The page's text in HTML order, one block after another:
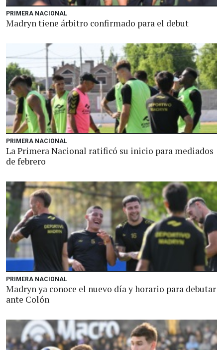
PRIMERA NACIONAL
Madryn tiene árbitro confirmado para el debut
PRIMERA NACIONAL
La Primera Nacional ratificó su inicio para mediados
de febrero
PRIMERA NACIONAL
Madryn ya conoce el nuevo día y horario para debutar
ante Colón